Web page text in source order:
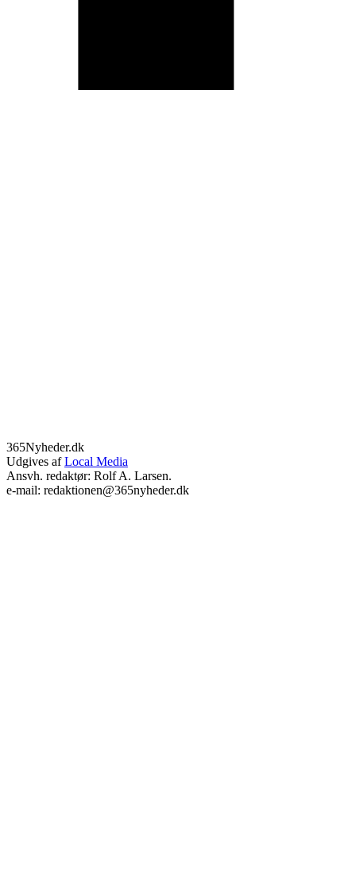
365Nyheder.dk
Udgives afLocal Media
Ansvh. redaktør: Rolf A. Larsen.
e-mail: redaktionen@365nyheder.dk